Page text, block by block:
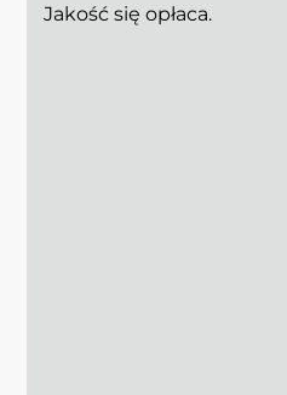
Jakość się opłaca.